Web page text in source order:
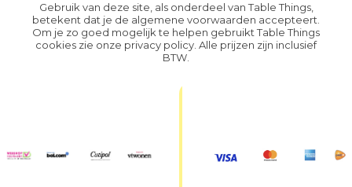
Gebruik van deze site, als onderdeel van Table Things,
betekent dat je de algemene voorwaarden accepteert.
Om je zo goed mogelijk te helpen gebruikt Table Things
cookies zie onze privacy policy . Alle prijzen zijn inclusief
BTW.